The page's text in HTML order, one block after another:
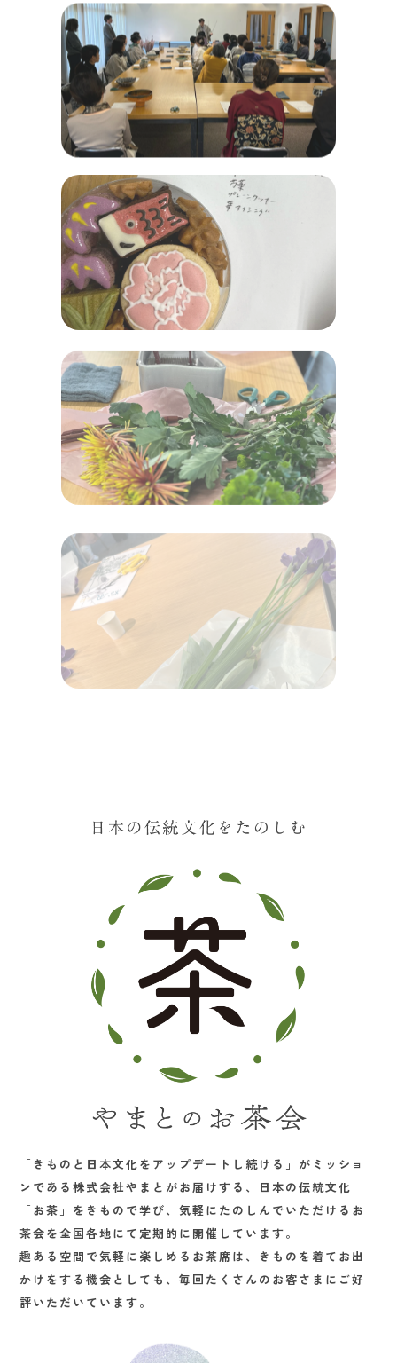
「きものと日本文化をアップデートし続ける」がミッショ
ンである株式会社やまとがお届けする、日本の伝統文化
「お茶」をきもので学び、気軽にたのしんでいただけるお
茶会を全国各地にて定期的に開催しています。
趣ある空間で気軽に楽しめるお茶席は、きものを着てお出
かけをする機会としても、毎回たくさんのお客さまにご好
評いただいています。